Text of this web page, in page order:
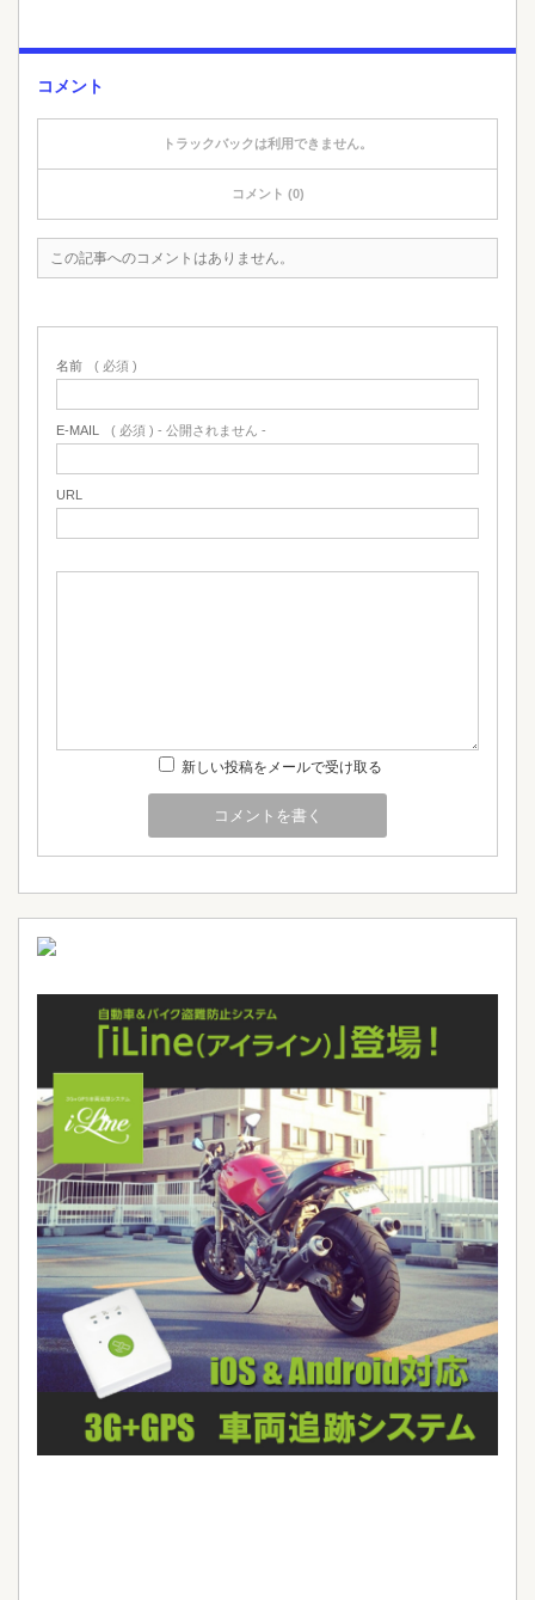
コメント
トラックバックは利用できません。
コメント (0)
この記事へのコメントはありません。
名前 ( 必須 )
E-MAIL ( 必須 ) - 公開されません -
URL
新しい投稿をメールで受け取る